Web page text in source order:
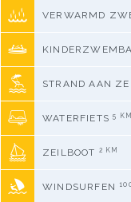
VERWARMD
STRAND AAN
WATERFIETS5 KM
ZEILBOOT 2 KM
WINDSURFEN